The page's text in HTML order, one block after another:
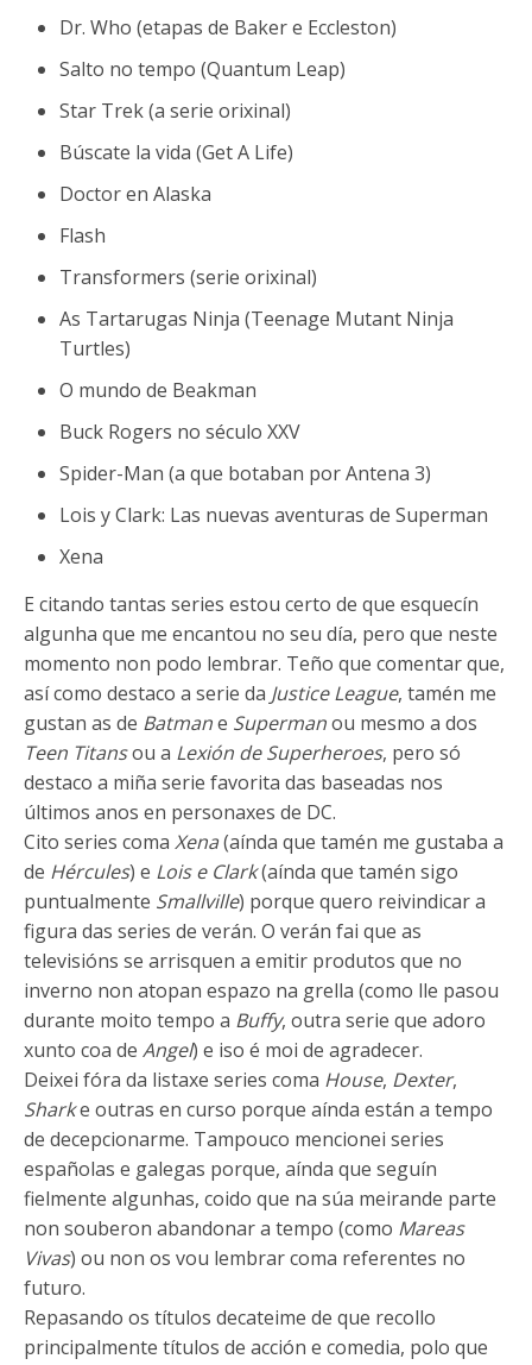
Dr. Who (etapas de Baker e Eccleston)
Salto no tempo (Quantum Leap)
Star Trek (a serie orixinal)
Búscate la vida (Get A Life)
Doctor en Alaska
Flash
Transformers (serie orixinal)
As Tartarugas Ninja (Teenage Mutant Ninja
Turtles)
O mundo de Beakman
Buck Rogers no século XXV
Spider-Man (a que botaban por Antena 3)
Lois y Clark: Las nuevas aventuras de Superman
Xena
E citando tantas series estou certo de que esquecín
algunha que me encantou no seu día, pero que neste
momento non podo lembrar. Teño que comentar que,
así como destaco a serie da Justice League, tamén me
gustan as de Batmane Supermanou mesmo a dos
Teen Titansou a Lexión de Superheroes, pero só
destaco a miña serie favorita das baseadas nos
últimos anos en personaxes de DC.
Cito series coma Xena(aínda que tamén me gustaba a
de Hércules) e Lois e Clark(aínda que tamén sigo
puntualmente Smallville) porque quero reivindicar a
figura das series de verán. O verán fai que as
televisións se arrisquen a emitir produtos que no
inverno non atopan espazo na grella (como lle pasou
durante moito tempo a Buffy, outra serie que adoro
xunto coa de Angel) e iso é moi de agradecer.
Deixei fóra da listaxe series coma House, Dexter,
Sharke outras en curso porque aínda están a tempo
de decepcionarme. Tampouco mencionei series
españolas e galegas porque, aínda que seguín
fielmente algunhas, coido que na súa meirande parte
non souberon abandonar a tempo (como Mareas
Vivas) ou non os vou lembrar coma referentes no
futuro.
Repasando os títulos decateime de que recollo
principalmente títulos de acción e comedia, polo que